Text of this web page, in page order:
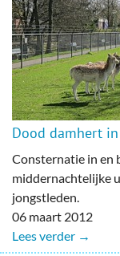
Welzijn &
Bedrijven
Prikbord &
Plaats bericht
Dood damhert
Consternatie in en
middernachtelijke
jongstleden.
06 maart 2012
Lees verder →